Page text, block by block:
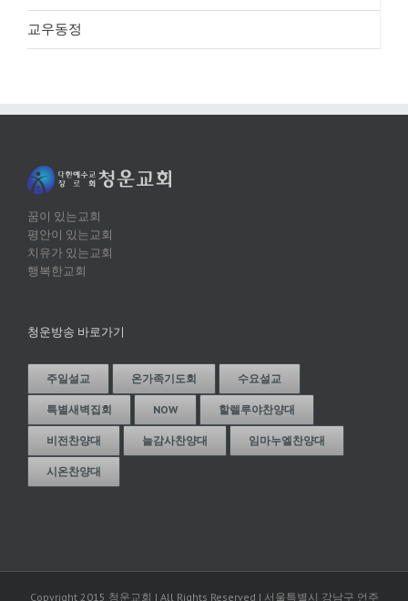
교우동정
꿈이 있는교회
평안이 있는교회
치유가 있는교회
행복한교회
청운방송 바로가기
주일설교 온가족기도회 수요설교
특별새벽집회 NOW 할렐루야찬양대
비전찬양대 늘감사찬양대 임마누엘찬양대
시온찬양대
Copyright 2015 청운교회 | All Rights Reserved | 서울특별시 강남구 언주